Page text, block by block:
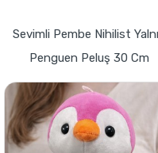
Sevimli Pembe Nihilist
Penguen Peluş 30 Cm